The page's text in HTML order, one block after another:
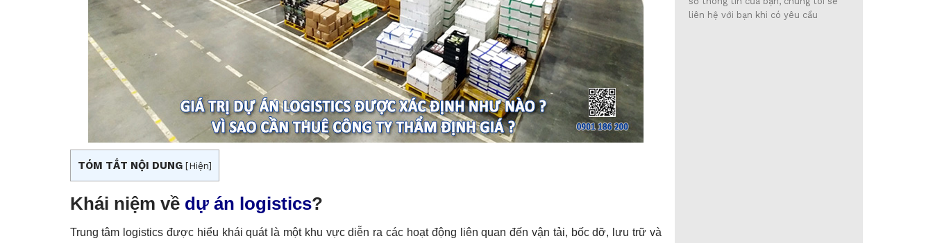
TÓM TẮT NỘI DUNG [Hiện]
Khái niệm về dự án logistics?
Trung tâm logistics được hiểu khái quát là một khu vực diễn ra các hoạt động liên quan đến vận tải, bốc dỡ, lưu trữ và
liên hệ với bạn khi có yêu cầu